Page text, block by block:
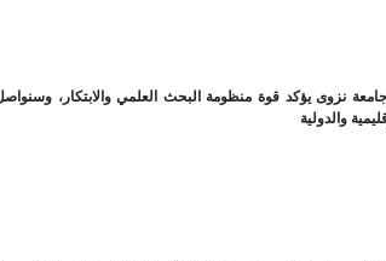
جامعة نزوى يؤكد قوة منظومة البحث العلمي والابتكار،
والدولية